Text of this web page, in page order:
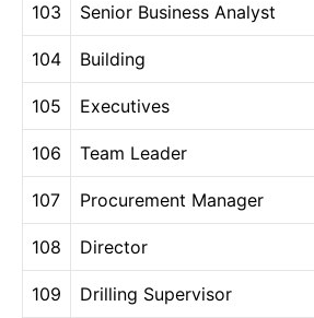
103 Senior Business Analyst
104 Building
105 Executives
106 Team Leader
107 Procurement Manager
108 Director
109 Drilling Supervisor